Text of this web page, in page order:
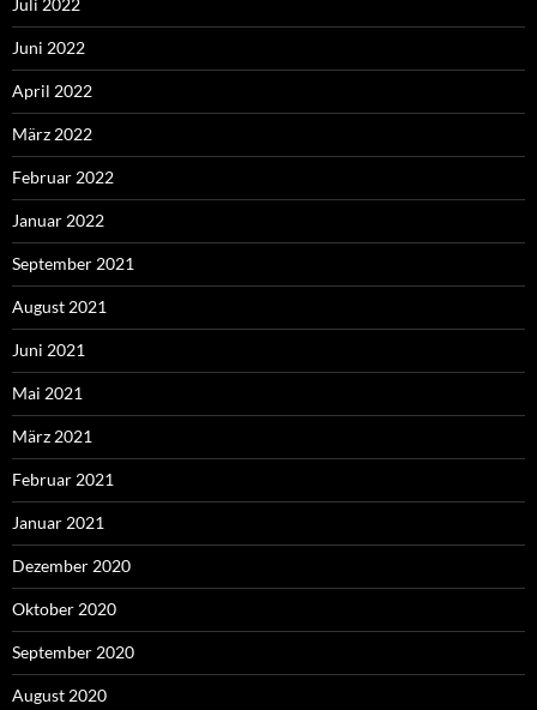
Juli 2022
Juni 2022
April 2022
März 2022
Februar 2022
Januar 2022
September 2021
August 2021
Juni 2021
Mai 2021
März 2021
Februar 2021
Januar 2021
Dezember 2020
Oktober 2020
September 2020
August 2020